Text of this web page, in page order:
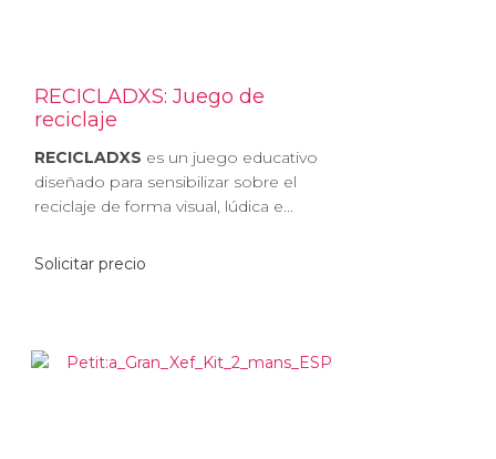
RECICLADXS: Juego de
reciclaje
RECICLADXS es un juego educativo
diseñado para sensibilizar sobre el
reciclaje de forma visual, lúdica e...
Solicitar precio